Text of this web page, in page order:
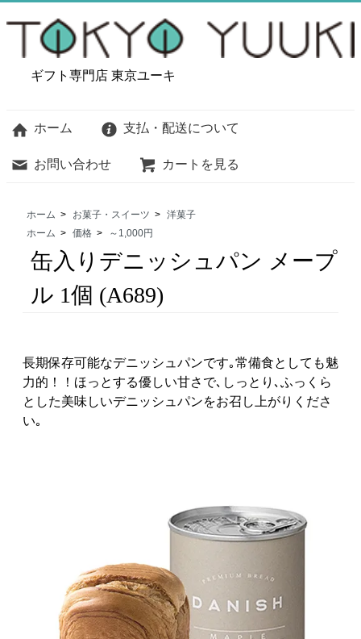
ギフト専門店 東京ユーキ
ホーム 支払・配送について
お問い合わせ カートを見る
ホーム > お菓子・スイーツ > 洋菓子
ホーム > 価格 > ～1,000円
缶入りデニッシュパン メープ
ル 1個 (A689)
長期保存可能なデニッシュパンです｡常備食としても魅
力的！！ほっとする優しい甘さで､しっとり､ふっくら
とした美味しいデニッシュパンをお召し上がりくださ
い｡